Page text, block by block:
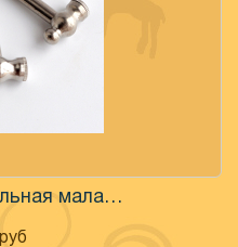
Трубка курительная малая металл
руб